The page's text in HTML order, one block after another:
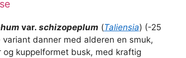
var. schizopeplum (Taliensia) (-25
variant danner med alderen en smuk,
og kuppelformet busk, med kraftig